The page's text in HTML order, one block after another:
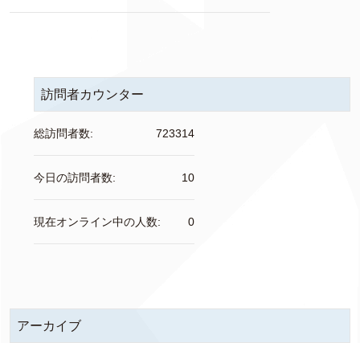
訪問者カウンター
723314
総訪問者数:
10
今日の訪問者数:
0
現在オンライン中の人数:
アーカイブ